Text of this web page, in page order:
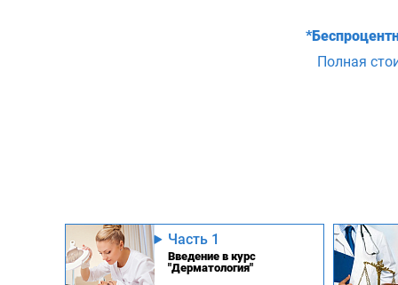
Полная
Часть 1
Введение в курс
"Дерматология"